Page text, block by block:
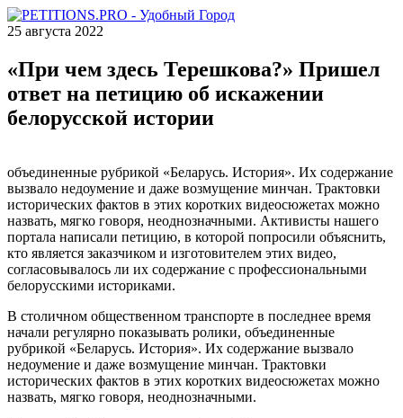
25 августа 2022
«При чем здесь Терешкова?» Пришел
ответ на петицию об искажении
белорусской истории
объединенные рубрикой «Беларусь. История». Их содержание
вызвало недоумение и даже возмущение минчан. Трактовки
исторических фактов в этих коротких видеосюжетах можно
назвать, мягко говоря, неоднозначными. Активисты нашего
портала написали петицию, в которой попросили объяснить,
кто является заказчиком и изготовителем этих видео,
согласовывалось ли их содержание с профессиональными
белорусскими историками.
В столичном общественном транспорте в последнее время
начали регулярно показывать ролики, объединенные
рубрикой «Беларусь. История». Их содержание вызвало
недоумение и даже возмущение минчан. Трактовки
исторических фактов в этих коротких видеосюжетах можно
назвать, мягко говоря, неоднозначными.